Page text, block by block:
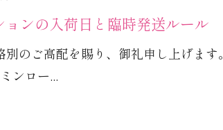
ョンの入荷日と臨時発送ルール
別のご高配を賜り、御礼申し上げます
ンロー...